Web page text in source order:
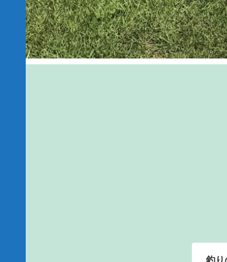
釣り